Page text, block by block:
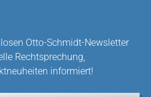
Otto-Schmidt-Newsletter
Rechtsprechung,
informiert!